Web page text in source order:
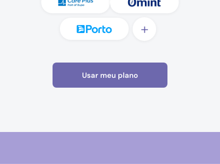
+
Usar meu plano